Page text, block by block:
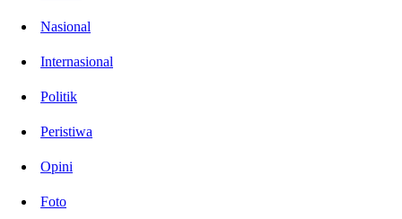
Nasional
Internasional
Politik
Peristiwa
Opini
Foto